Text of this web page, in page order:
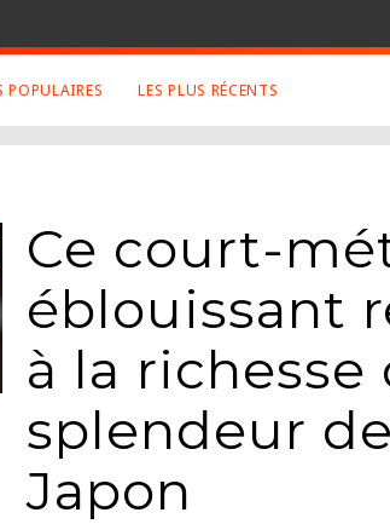
Google+
Mentions Légales
Conditions Générales
POPULAIRES LES PLUS RÉCENTS
Ce court-
éblouissant
à la
splendeur
Japon